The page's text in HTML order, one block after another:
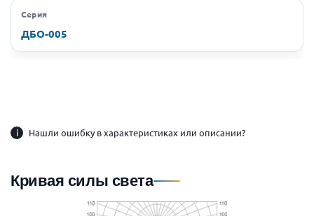
Серия
ДБО-005
i Нашли ошибку в характеристиках или описании?
Кривая силы света